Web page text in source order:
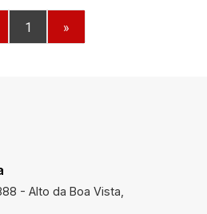
1 »
- Alto da Boa Vista,